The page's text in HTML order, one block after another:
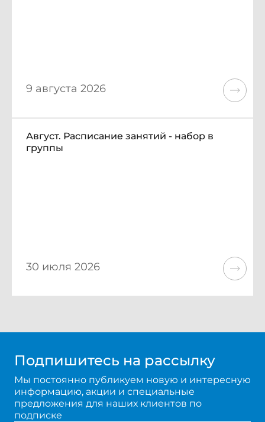
9 августа 2026
Август. Расписание занятий - набор в
группы
30 июля 2026
Подпишитесь на рассылку
Мы постоянно публикуем новую и интересную
информацию, акции и специальные
предложения для наших клиентов по
подписке